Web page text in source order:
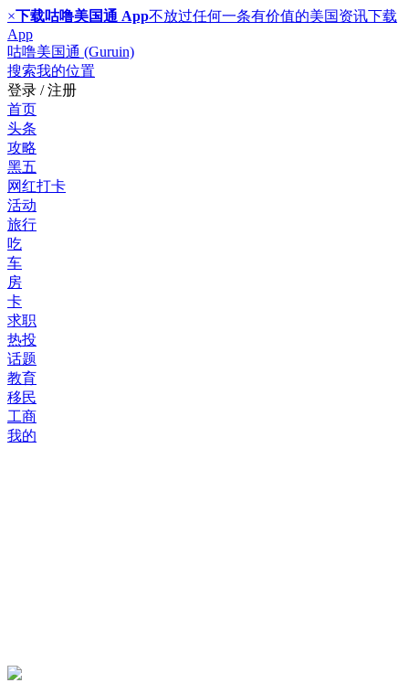
×下载咕噜美国通 App不放过任何一条有价值的美国资讯下载
App
咕噜美国通 (Guruin)
搜索我的位置
登录 / 注册
首页
头条
攻略
黑五
网红打卡
活动
旅行
吃
车
房
卡
求职
热投
话题
教育
移民
工商
我的